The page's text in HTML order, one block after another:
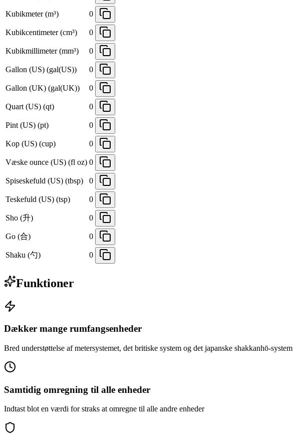
Kubikmeter (m³) 0
Kubikcentimeter (cm³) 0
Kubikmillimeter (mm³) 0
Gallon (US) (gal(US)) 0
Gallon (UK) (gal(UK)) 0
Quart (US) (qt) 0
Pint (US) (pt) 0
Kop (US) (cup) 0
Væske ounce (US) (fl oz) 0
Spiseskefuld (US) (tbsp) 0
Teskefuld (US) (tsp) 0
Sho (升) 0
Go (合) 0
Shaku (勺) 0
Funktioner
Dækker mange rumfangsenheder
Bred understøttelse af metersystemet, det britiske system og det japanske shakkanhō-system
Samtidig omregning til alle enheder
Indtast blot en værdi for straks at omregne til alle andre enheder